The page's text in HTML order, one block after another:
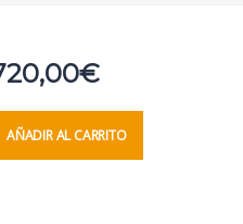
€
AÑADIR AL CARRITO